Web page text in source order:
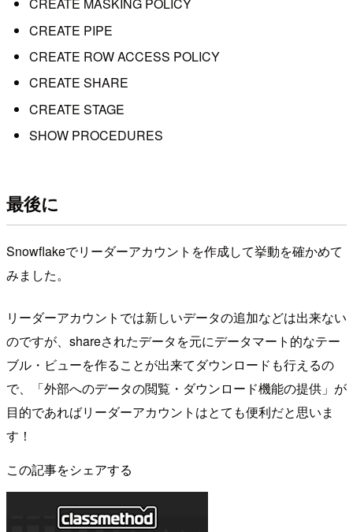
CREATE MASKING POLICY
CREATE PIPE
CREATE ROW ACCESS POLICY
CREATE SHARE
CREATE STAGE
SHOW PROCEDURES
最後に
Snowflakeでリーダーアカウントを作成して挙動を確かめて
みました。
リーダーアカウントでは新しいデータの追加などは出来ない
のですが、shareされたデータを元にデータマート的なテー
ブル・ビューを作ることが出来てダウンロードも行えるの
で、「外部へのデータの閲覧・ダウンロード機能の提供」が
目的であればリーダーアカウントはとても便利だと思いま
す！
この記事をシェアする